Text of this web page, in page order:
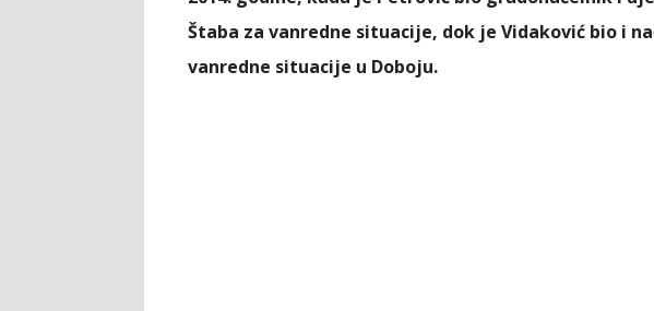
Štaba za vanredne situacije, dok je Vidaković bio i
vanredne situacije u Doboju.